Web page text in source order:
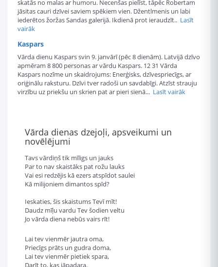
skatās no malas ar humoru. Necenšas pielīst, tāpēc Robertam
jāsitas cauri dzīvei saviem spēkiem vien. Džentlmenis un labi
iederētos žoržas Sandas galerijā. Ikdienā prot ieraudzīt.. Lasīt
vairāk
Kaspars
Vārda dienu Kaspars svin 9. janvārī (pēc 8 dienām). Latvijā dzīvo
apmēram 8 800 personas ar vārdu Kaspars. 12 31 Vārda
Kaspars nozīme un skaidrojums: Enerģisks, dzīvespriecīgs, ar
oriģinālu raksturu. Dzīvi tver radoši un savdabīgi. Atzīst strauju
virzību uz priekšu un skrien pat ar pieri sienā... Lasīt vairāk
Vārda dienas dzejoļi, apsveikumi un
novēlējumi
Tavs vārdiņš tik mīligs un jauks
Par to nav skaistāks pat rožu lauks
Vai esi redzējis kā ezers atspīdot saulei
Kā milijoniem dimantos spīd?
Ieskaties, šis skaistums Tevī mīt!
Daudz mīļu vardu Tev šodien veltu
Jo vārda diena nebūs vairs rīt!
Lai tev vienmēr jautra oma,
Priecīgs prāts un gudra doma,
Lai tev vienmēr pietiek spara,
Darīt to, kas jāpadara.